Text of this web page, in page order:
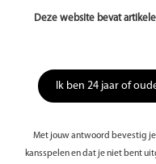
Deze website bevat
Ik ben 24 jaar of
Met jouw antwoord bevestig je
kansspelen en dat je niet bent